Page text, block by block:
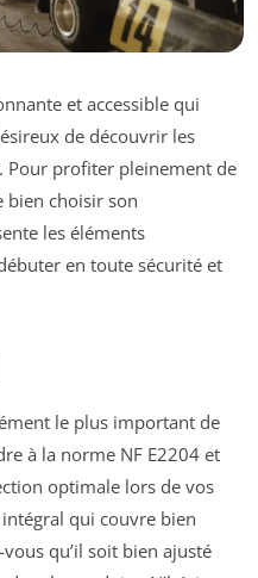
et accessible qui
de découvrir les
Pour profiter pleinement de
bien choisir son
les éléments
en toute sécurité et
le plus important de
à la norme NF E2204 et
optimale lors de vos
qui couvre bien
qu’il soit bien ajusté